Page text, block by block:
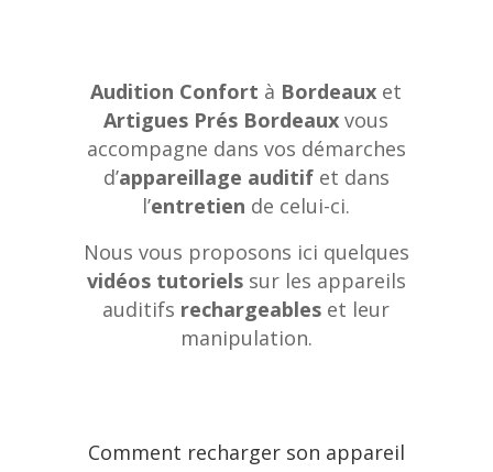
Audition Confort à Bordeaux et
Artigues Prés Bordeaux vous
accompagne dans vos démarches
d’appareillage auditifet dans
l’entretien de celui-ci.
Nous vous proposons ici quelques
vidéos tutorielssur les appareils
auditifs rechargeables et leur
manipulation.
Comment recharger son appareil